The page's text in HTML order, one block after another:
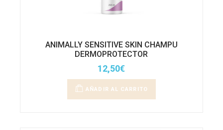
ANIMALLY SENSITIVE SKIN CHAMPU
DERMOPROTECTOR
12,50€
AÑADIR AL CARRITO